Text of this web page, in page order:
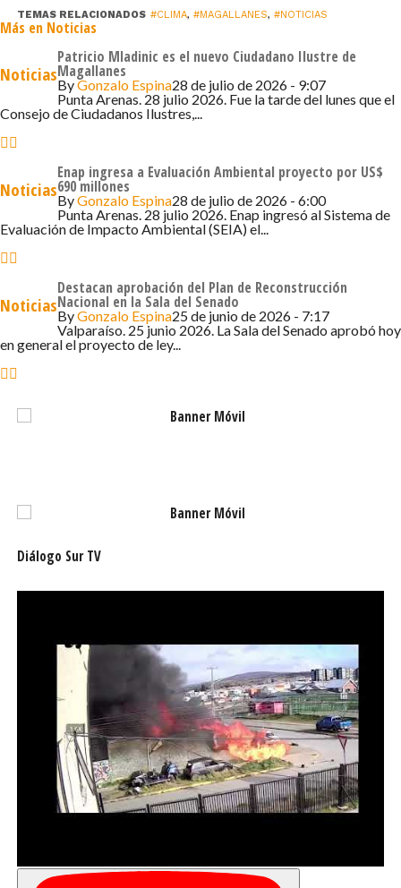
TEMAS RELACIONADOS #CLIMA, #MAGALLANES, #NOTICIAS
Más en Noticias
Noticias
Patricio Mladinic es el nuevo Ciudadano Ilustre de
Magallanes
ByGonzalo Espina28 de julio de 2026 - 9:07
Punta Arenas. 28 julio 2026. Fue la tarde del lunes que el
Consejo de Ciudadanos Ilustres,...
Noticias
Enap ingresa a Evaluación Ambiental proyecto por US$
690 millones
ByGonzalo Espina28 de julio de 2026 - 6:00
Punta Arenas. 28 julio 2026. Enap ingresó al Sistema de
Evaluación de Impacto Ambiental (SEIA) el...
Noticias
Destacan aprobación del Plan de Reconstrucción
Nacional en la Sala del Senado
ByGonzalo Espina25 de junio de 2026 - 7:17
Valparaíso. 25 junio 2026. La Sala del Senado aprobó hoy
en general el proyecto de ley...
Diálogo Sur TV